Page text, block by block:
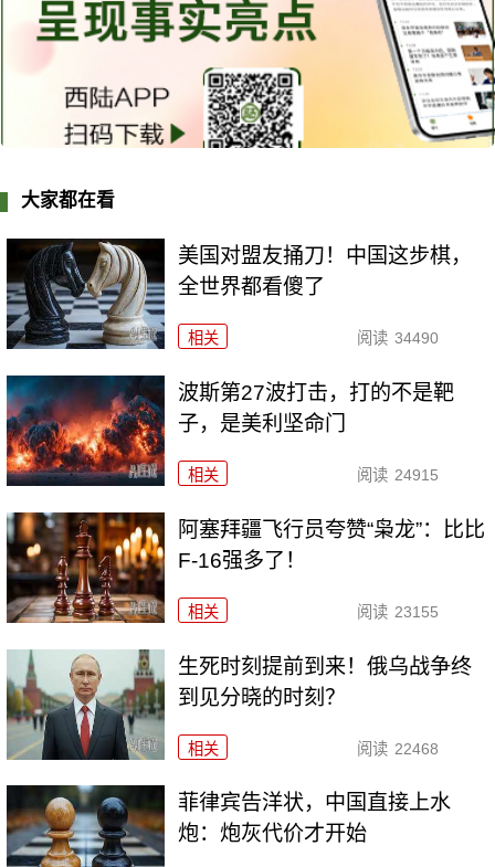
大家都在看
美国对盟友捅刀！中国这步棋，
全世界都看傻了
相关 阅读 34490
波斯第27波打击，打的不是靶
子，是美利坚命门
相关 阅读 24915
阿塞拜疆飞行员夸赞“枭龙”：比比
F-16强多了！
相关 阅读 23155
生死时刻提前到来！俄乌战争终
到见分晓的时刻？
相关 阅读 22468
菲律宾告洋状，中国直接上水
炮：炮灰代价才开始